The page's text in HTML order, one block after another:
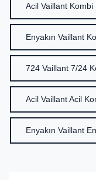
Acil Vaillant Kombi
Enyakın Vaillant
724 Vaillant 7/24
Acil Vaillant Acil
Enyakın Vaillant